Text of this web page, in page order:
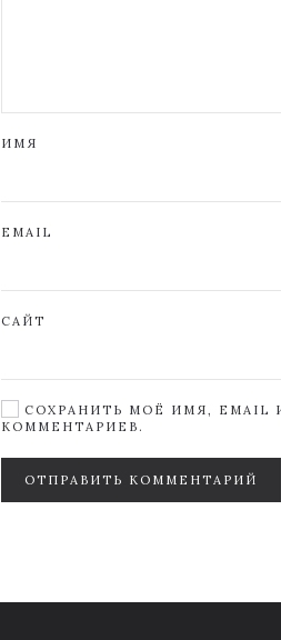
ИМЯ
EMAIL
САЙТ
СОХРАНИТЬ МОЁ ИМЯ, EMAIL
КОММЕНТАРИЕВ.
ОТПРАВИТЬ КОММЕНТАРИЙ